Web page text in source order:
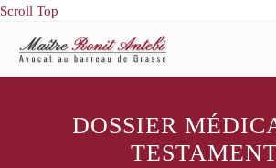
Scroll Top
DOSSIER